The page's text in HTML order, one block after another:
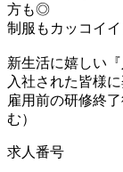
方も◎
制服もカッコイイ
新生活に嬉しい
入社された皆様
雇用前の研修終
む）
求人番号